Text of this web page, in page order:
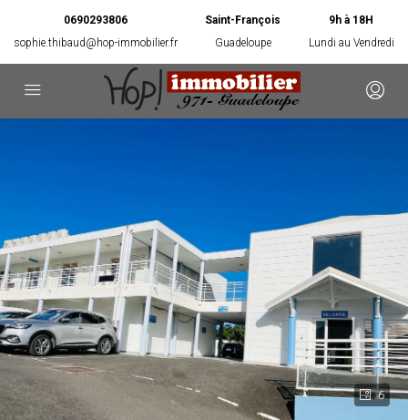
0690293806
sophie.thibaud@hop-immobilier.fr
Saint-François
Guadeloupe
9h à 18H
Lundi au Vendredi
6